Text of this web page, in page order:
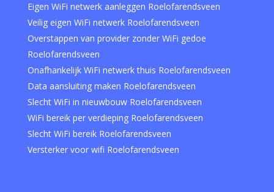
Eigen WiFi netwerk aanleggen Roelofarendsveen
Veilig eigen WiFi netwerk Roelofarendsveen
Overstappen van provider zonder WiFi gedoe
Roelofarendsveen
Onafhankelijk WiFi netwerk thuis Roelofarendsveen
Data aansluiting maken Roelofarendsveen
Slecht WiFi in nieuwbouw Roelofarendsveen
WiFi bereik per verdieping Roelofarendsveen
Slecht WiFi bereik Roelofarendsveen
Versterker voor wifi Roelofarendsveen